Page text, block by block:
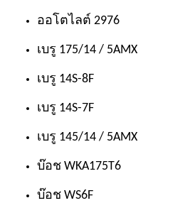
ออโตไลต์ 2976
เบรู 175/14 / 5AMX
เบรู 14S-8F
เบรู 14S-7F
เบรู 145/14 / 5AMX
บ๊อช WKA175T6
บ๊อช WS6F